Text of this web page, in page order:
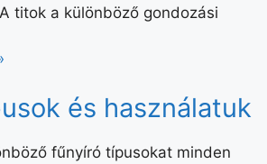
titok a különböző gondozási
és használatuk
fűnyíró típusokat minden